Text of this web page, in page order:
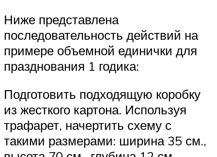
Ниже представлена
последовательность действий на
примере объемной единички для
празднования 1 годика:
Подготовить подходящую коробку
из жесткого картона. Используя
трафарет, начертить схему с
такими размерами: ширина 35 см.,